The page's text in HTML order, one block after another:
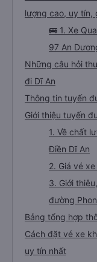
lượng cao, uy tín,
🚌 1. Xe
97 An
Những câu hỏi
đi Dĩ An
Thông tin tuyến
Giới thiệu tuyến
1. Về chất
Điền Dĩ An
2. Giá vé
3. Giới
đường
Bảng tổng hợp
Cách đặt vé xe
uy tín nhất